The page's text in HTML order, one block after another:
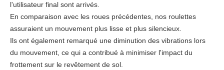
l'utilisateur final sont arrivés.
En comparaison avec les roues précédentes, nos roulettes
assuraient un mouvement plus lisse et plus silencieux.
Ils ont également remarqué une diminution des vibrations lors
du mouvement, ce qui a contribué à minimiser l'impact du
frottement sur le revêtement de sol.